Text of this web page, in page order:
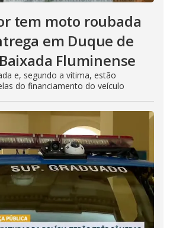
tem moto roubada
em Duque de
Fluminense
e, segundo a vítima, estão
do financiamento do veículo